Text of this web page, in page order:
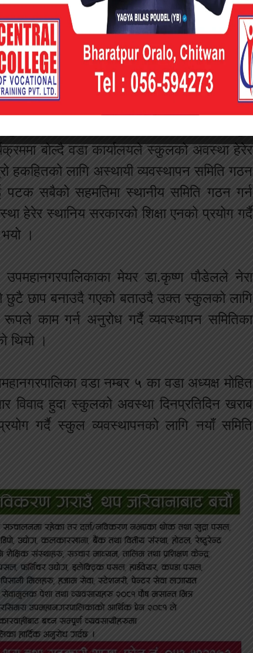
आयोजना गरि सार्वजनिक गरिएको थियो ।
वडा नम्बर ५ का वडा अध्यक्ष मोहित
भने कार्यक्रमको प्रमुख अथिति जीतपुरसिमरा
रहनुभएको थियो ।
उपमहानगरपालिकाका शिक्षा तथा खेलकुद
बोल्दै वडा कार्यालयले स्कुलको अवस्था हेरेर
हकहितको लागि अस्थायी व्यवस्थापन समिति गठन
सबैको सहमतिमा स्थानीय समिति गठन गर्न
स्थानिय सरकारको शिक्षा एनको प्रयोग गर्दै
।
मेयर डा.कृष्ण पौडेलले नेरा
छुटै छाप बनाउदै गएक‍ो बताउदै उक्त स्कुलको लागि
रूपले काम गर्न अनुरोध गर्दै व्यवस्थापन समितिका
थियो ।
वडा नम्बर ५ का वडा अध्यक्ष मोहित
विवाद हुदा स्कुलको अवस्था दिनप्रतिदिन खराब
गर्दै स्कुल व्यवस्थापनको लागि नयाँ समिति